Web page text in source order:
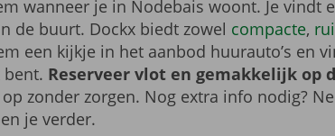
wanneer je in Nodebais woont. Je vindt
de buurt. Dockx biedt zowel compacte,
een kijkje in het aanbod huurauto’s en
Reserveer vlot en gemakkelijk op
zonder zorgen. Nog extra info nodig?
je verder.